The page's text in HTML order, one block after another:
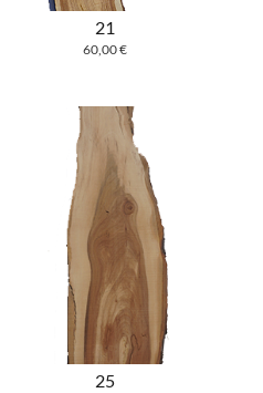
21
60,00€
25